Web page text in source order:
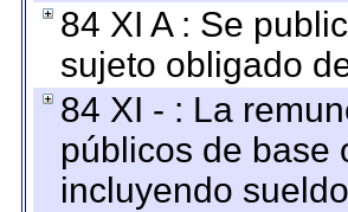
84 XI A : Se
sujeto obligado
84 XI - : La
públicos de base
incluyendo